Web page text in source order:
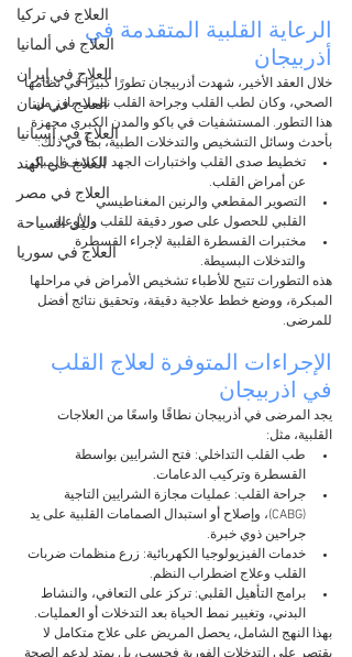
العلاج في تركيا
العلاج في ألمانيا
العلاج في إيران
العلاج في لبنان
العلاج في اسبانيا
العلاج في الهند
العلاج في مصر
دليل السياحة
العلاج في سوريا
الرعاية القلبية المتقدمة في
أذربيجان
خلال العقد الأخير، شهدت أذربيجان تطورًا كبيرًا في نظامها
الصحي، وكان لطب القلب وجراحة القلب نصيب بارز من
هذا التطور. المستشفيات في باكو والمدن الكبرى مجهزة
بأحدث وسائل التشخيص والتدخلات الطبية، بما في ذلك:
تخطيط صدى القلب واختبارات الجهد للكشف المبكر
عن أمراض القلب.
التصوير المقطعي والرنين المغناطيسي
القلبي للحصول على صور دقيقة للقلب والأوعية.
مختبرات القسطرة القلبية لإجراء القسطرة
والتدخلات البسيطة.
هذه التطورات تتيح للأطباء تشخيص الأمراض في مراحلها
المبكرة، ووضع خطط علاجية دقيقة، وتحقيق نتائج أفضل
للمرضى.
الإجراءات المتوفرة لعلاج القلب
في اذربيجان
يجد المرضى في أذربيجان نطاقًا واسعًا من العلاجات
القلبية، مثل:
طب القلب التداخلي: فتح الشرايين بواسطة
القسطرة وتركيب الدعامات.
جراحة القلب: عمليات مجازة الشرايين التاجية
(CABG)، وإصلاح أو استبدال الصمامات القلبية على يد
جراحين ذوي خبرة.
خدمات الفيزيولوجيا الكهربائية: زرع منظمات ضربات
القلب وعلاج اضطراب النظم.
برامج التأهيل القلبي: تركز على التعافي، والنشاط
البدني، وتغيير نمط الحياة بعد التدخلات أو العمليات.
بهذا النهج الشامل، يحصل المريض على علاج متكامل لا
يقتصر على التدخلات الفورية فحسب، بل يمتد لدعم الصحة